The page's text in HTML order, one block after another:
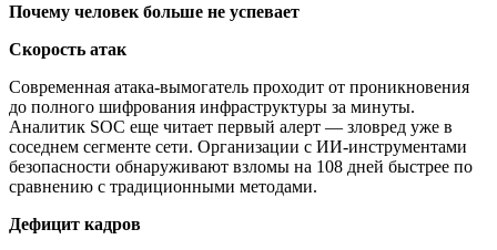
Почему человек больше не успевает
Скорость атак
Современная атака-вымогатель проходит от проникновения
до полного шифрования инфраструктуры за минуты.
Аналитик SOC еще читает первый алерт — зловред уже в
соседнем сегменте сети. Организации с ИИ-инструментами
безопасности обнаруживают взломы на 108 дней быстрее по
сравнению с традиционными методами.
Дефицит кадров